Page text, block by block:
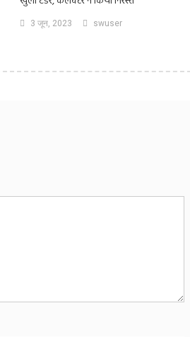
3 जून, 2023 swuser